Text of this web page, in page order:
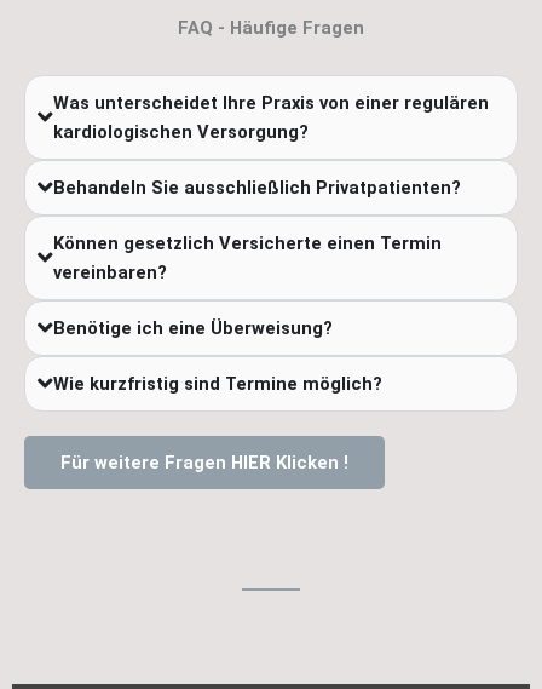
FAQ - Häufige Fragen
Was unterscheidet Ihre Praxis von einer regulären
kardiologischen Versorgung?
Behandeln Sie ausschließlich Privatpatienten?
Können gesetzlich Versicherte einen Termin
vereinbaren?
Benötige ich eine Überweisung?
Wie kurzfristig sind Termine möglich?
Für weitere Fragen HIER Klicken !